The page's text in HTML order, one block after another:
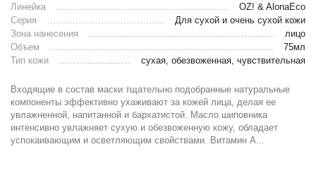
Линейка
OZ! & AlonaEco
Серия
Для сухой и очень сухой кожи
Зона нанесения
лицо
Объем
75мл
Тип кожи
сухая, обезвоженная, чувствительная
Входящие в состав маски тщательно подобранные натуральные
компоненты эффективно ухаживают за кожей лица, делая ее
увлажненной, напитанной и бархатистой. Масло шиповника
интенсивно увлажняет сухую и обезвоженную кожу, обладает
успокаивающим и осветляющим свойствами. Витамин А...